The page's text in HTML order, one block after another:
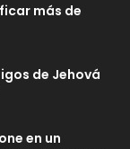
más de
de Jehová
en un